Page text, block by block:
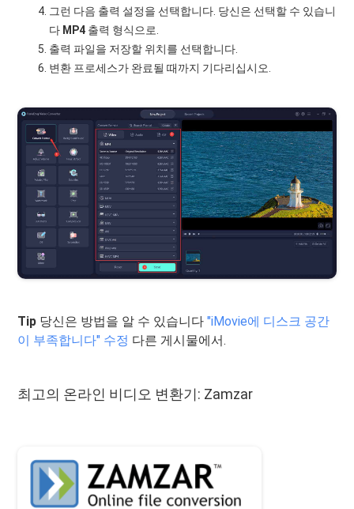
그런 다음 출력 설정을 선택합니다. 당신은 선택할 수 있습니
다 MP4 출력 형식으로.
출력 파일을 저장할 위치를 선택합니다.
변환 프로세스가 완료될 때까지 기다리십시오.
Tip 당신은 방법을 알 수 있습니다 "iMovie에 디스크 공간
이 부족합니다" 수정 다른 게시물에서.
최고의 온라인 비디오 변환기: Zamzar